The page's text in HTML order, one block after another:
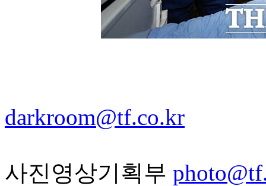
darkroom@tf.co.kr
사진영상기획부